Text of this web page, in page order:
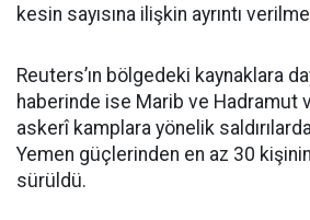
kesin sayısına ilişkin ayrıntı
Reuters’ın bölgedeki kaynaklara
haberinde ise Marib ve Hadramut
askerî kamplara yönelik
Yemen güçlerinden en az 30
sürüldü.